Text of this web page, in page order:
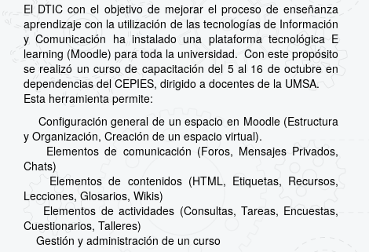
El DTIC con el objetivo de mejorar el proceso de enseñanza
aprendizaje con la utilización de las tecnologías de Información
y Comunicación ha instalado una plataforma tecnológica E
learning (Moodle) para toda la universidad. Con este propósito
se realizó un curso de capacitación del 5 al 16 de octubre en
dependencias del CEPIES, dirigido a docentes de la UMSA.
Esta herramienta permite:
Configuración general de un espacio en Moodle (Estructura
y Organización, Creación de un espacio virtual).
Elementos de comunicación (Foros, Mensajes Privados,
Chats)
Elementos de contenidos (HTML, Etiquetas, Recursos,
Lecciones, Glosarios, Wikis)
Elementos de actividades (Consultas, Tareas, Encuestas,
Cuestionarios, Talleres)
Gestión y administración de un curso